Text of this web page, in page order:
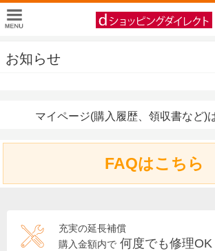
お知らせ
マイページ(購入履歴、領収書など)
FAQはこちら
充実の延長補償
購入金額内で 何度でも修理OK